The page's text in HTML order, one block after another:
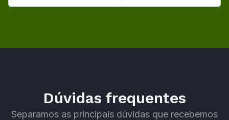
Dúvidas frequentes
Separamos as principais dúvidas que recebemos